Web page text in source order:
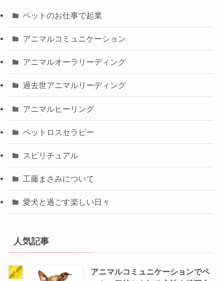
ペットのお仕事で起業
アニマルコミュニケーション
アニマルオーラリーディング
過去世アニマルリーディング
アニマルヒーリング
ペットロスセラピー
スピリチュアル
工藤まさみについて
愛犬と過ごす楽しい日々
人気記事
アニマルコミュニケーションでペ